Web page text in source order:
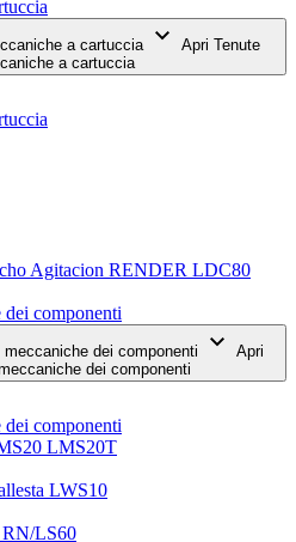
a cartuccia
Apri Tenute
a cartuccia
componenti
dei componenti
Apri
dei componenti
componenti